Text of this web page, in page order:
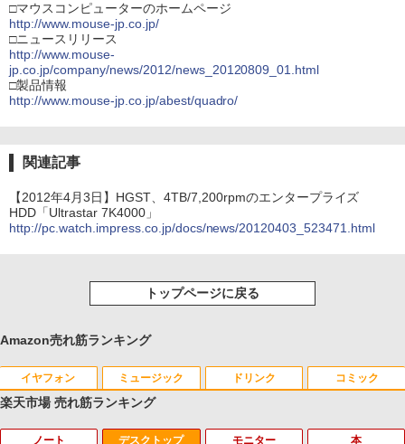
□マウスコンピューターのホームページ
http://www.mouse-jp.co.jp/
□ニュースリリース
http://www.mouse-
jp.co.jp/company/news/2012/news_20120809_01.html
□製品情報
http://www.mouse-jp.co.jp/abest/quadro/
関連記事
【2012年4月3日】HGST、4TB/7,200rpmのエンタープライズ
HDD「Ultrastar 7K4000」
http://pc.watch.impress.co.jp/docs/news/20120403_523471.html
トップページに戻る
Amazon売れ筋ランキング
イヤフォン ミュージック ドリンク コミック
楽天市場 売れ筋ランキング
ノート デスクトップ モニター 本